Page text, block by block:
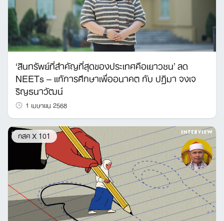
‘สินทรัพย์ที่สำคัญที่สุดของประเทศคือเยาวชน’ ลด
NEETs – แก้การศึกษาเพื่ออนาคต กับ ปฏิมา จงเจ
ริญธนาวัฒน์
1 เมษายน 2568
กสศ X 101